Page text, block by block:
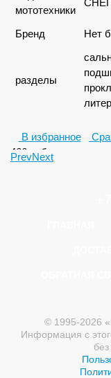
мототехники
Бренд Нет
разделы
В избранное
466 руб.
PrevNext
© 1995-2026
Информация с